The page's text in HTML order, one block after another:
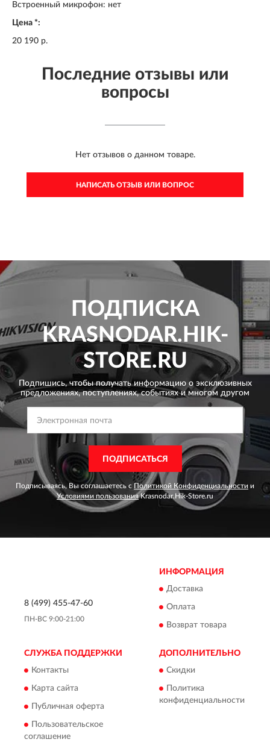
Встроенный микрофон: нет
Цена *:
20 190 р.
Последние отзывы или
вопросы
Нет отзывов о данном товаре.
НАПИСАТЬ ОТЗЫВ ИЛИ ВОПРОС
ПОДПИСКА
KRASNODAR.HIK-
STORE.RU
Подпишись, чтобы получать информацию о эксклюзивных
предложениях,поступлениях, событиях и многом другом
ПОДПИСАТЬСЯ
Подписываясь, Вы соглашаетесь с Политикой Конфиденциальности и
Условиями пользованияKrasnodar.Hik-Store.ru
8 (499) 455-47-60
ПН-ВС 9:00-21:00
ИНФОРМАЦИЯ
Доставка
Оплата
Возврат товара
СЛУЖБА ПОДДЕРЖКИ
Контакты
Карта сайта
Публичная оферта
Пользовательское
соглашение
ДОПОЛНИТЕЛЬНО
Скидки
Политика
конфиденциальности